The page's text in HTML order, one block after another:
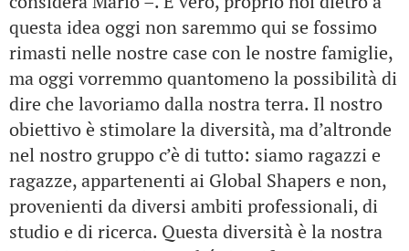
questa idea oggi non saremmo qui se fossimo
rimasti nelle nostre case con le nostre famiglie,
ma oggi vorremmo quantomeno la possibilità di
dire che lavoriamo dalla nostra terra. Il nostro
obiettivo è stimolare la diversità, ma d’altronde
nel nostro gruppo c’è di tutto: siamo ragazzi e
ragazze, appartenenti ai Global Shapers e non,
provenienti da diversi ambiti professionali, di
studio e di ricerca. Questa diversità è la nostra